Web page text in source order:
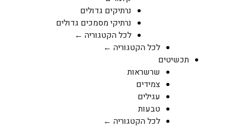
נרתיקים גדולים
נרתיקי מסמכים גדולים
לכל הקטגוריה ←
לכל הקטגוריה ←
תכשיטים
שרשראות
צמידים
עגילים
טבעות
לכל הקטגוריה ←